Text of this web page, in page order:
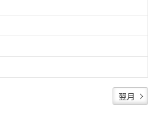
翌月